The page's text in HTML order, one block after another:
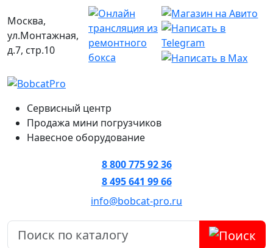
Москва,
ул.Монтажная,
д.7, стр.10
Сервисный центр
Продажа мини погрузчиков
Навесное оборудование
8 800 775 92 36
8 495 641 99 66
info@bobcat-pro.ru